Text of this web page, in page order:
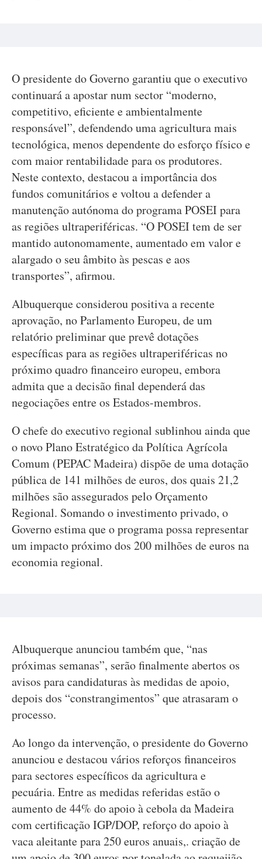
O presidente do Governo garantiu que o executivo
continuará a apostar num sector “moderno,
competitivo, eficiente e ambientalmente
responsável”, defendendo uma agricultura mais
tecnológica, menos dependente do esforço físico e
com maior rentabilidade para os produtores.
Neste contexto, destacou a importância dos
fundos comunitários e voltou a defender a
manutenção autónoma do programa POSEI para
as regiões ultraperiféricas. “O POSEI tem de ser
mantido autonomamente, aumentado em valor e
alargado o seu âmbito às pescas e aos
transportes”, afirmou.
Albuquerque considerou positiva a recente
aprovação, no Parlamento Europeu, de um
relatório preliminar que prevê dotações
específicas para as regiões ultraperiféricas no
próximo quadro financeiro europeu, embora
admita que a decisão final dependerá das
negociações entre os Estados-membros.
O chefe do executivo regional sublinhou ainda que
o novo Plano Estratégico da Política Agrícola
Comum (PEPAC Madeira) dispõe de uma dotação
pública de 141 milhões de euros, dos quais 21,2
milhões são assegurados pelo Orçamento
Regional. Somando o investimento privado, o
Governo estima que o programa possa representar
um impacto próximo dos 200 milhões de euros na
economia regional.
Albuquerque anunciou também que, “nas
próximas semanas”, serão finalmente abertos os
avisos para candidaturas às medidas de apoio,
depois dos “constrangimentos” que atrasaram o
processo.
Ao longo da intervenção, o presidente do Governo
anunciou e destacou vários reforços financeiros
para sectores específicos da agricultura e
pecuária. Entre as medidas referidas estão o
aumento de 44% do apoio à cebola da Madeira
com certificação IGP/DOP, reforço do apoio à
vaca aleitante para 250 euros anuais,. criação de